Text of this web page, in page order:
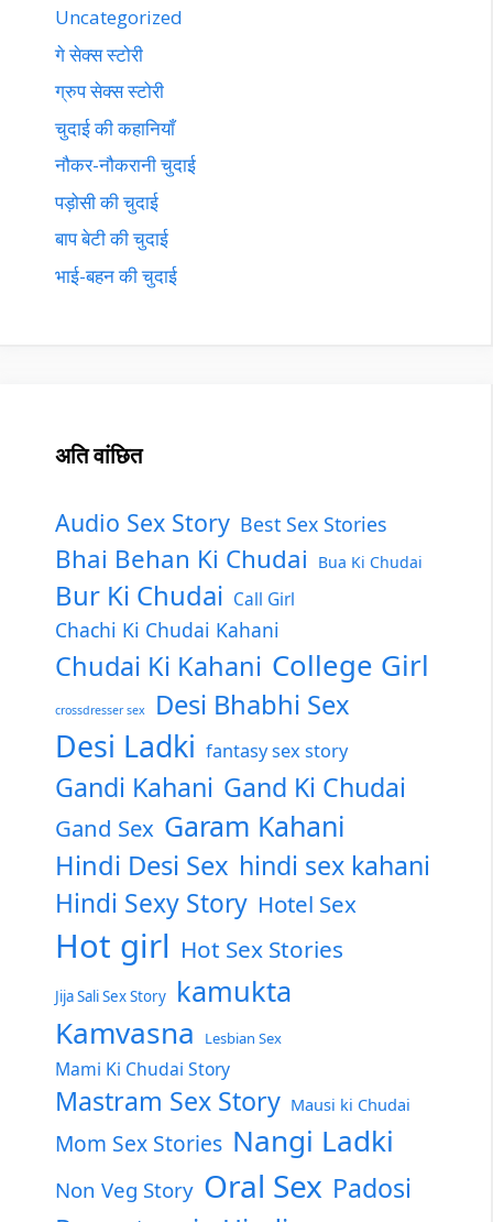
Uncategorized
गे सेक्स स्टोरी
ग्रुप सेक्स स्टोरी
चुदाई की कहानियाँ
नौकर-नौकरानी चुदाई
पड़ोसी की चुदाई
बाप बेटी की चुदाई
भाई-बहन की चुदाई
अति वांछित
Audio Sex Story Best Sex Stories
Bhai Behan Ki Chudai Bua Ki Chudai
Bur Ki Chudai Call Girl
Chachi Ki Chudai Kahani
Chudai Ki Kahani College Girl
crossdresser sex Desi Bhabhi Sex
Desi Ladki fantasy sex story
Gandi Kahani Gand Ki Chudai
Gand Sex Garam Kahani
Hindi Desi Sex hindi sex kahani
Hindi Sexy Story Hotel Sex
Hot girl Hot Sex Stories
Jija Sali Sex Story kamukta
Kamvasna Lesbian Sex
Mami Ki Chudai Story
Mastram Sex Story Mausi ki Chudai
Mom Sex Stories Nangi Ladki
Non Veg Story Oral Sex Padosi